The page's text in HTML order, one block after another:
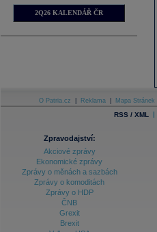
2Q26 KALENDÁŘ ČR
O Patria.cz Reklama Mapa Stránek
RSS / XML |
Zpravodajství:
Akciové zprávy
Ekonomické zprávy
Zprávy o měnách a sazbách
Zprávy o komoditách
Zprávy o HDP
ČNB
Grexit
Brexit